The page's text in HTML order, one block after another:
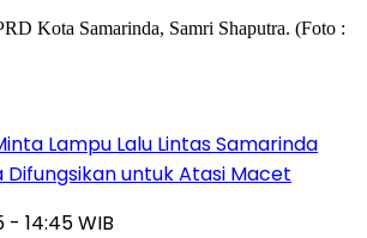
Lampu Lalu Lintas Samarinda
Difungsikan untuk Atasi Macet
- 14:45 WIB